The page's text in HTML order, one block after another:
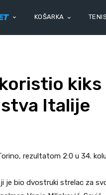
KOŠARKA TENIS
Italije
rezultatom 2:0 u 34.
bio dvostruki strelac za